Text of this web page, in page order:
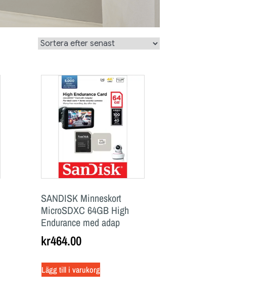
SANDISK Minneskort
MicroSDXC 64GB High
Endurance med adap
kr464.00
Lägg till i varukorg